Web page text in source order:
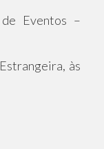
Eventos –
às